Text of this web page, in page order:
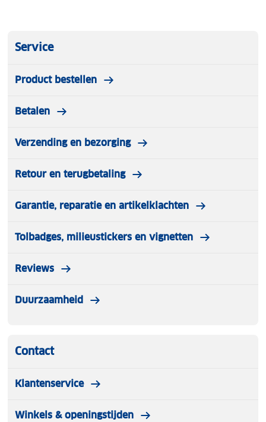
Service
Product bestellen
Betalen
Verzending en bezorging
Retour en terugbetaling
Garantie, reparatie en artikelklachten
Tolbadges, milieustickers en vignetten
Reviews
Duurzaamheid
Contact
Klantenservice
Winkels & openingstijden